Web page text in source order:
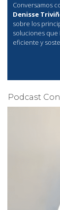
Conversamos
Denisse
sobre los
soluciones que
eficiente y
Podcast